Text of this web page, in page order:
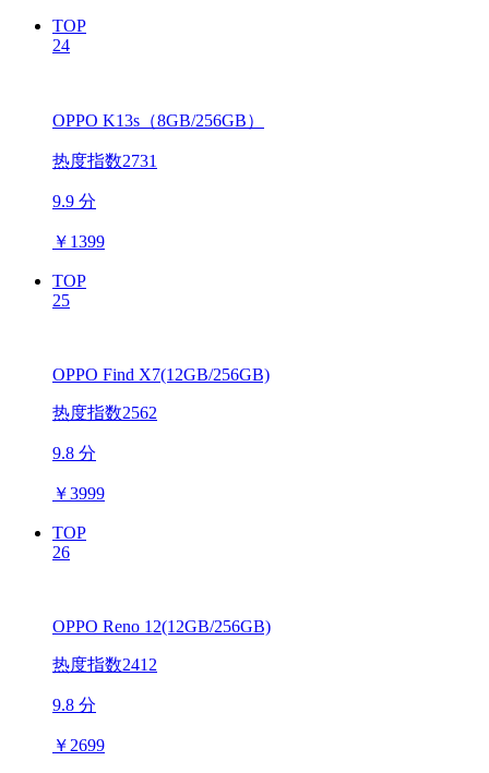
TOP
24
OPPO K13s（8GB/256GB）
热度指数2731
9.9 分
￥ 1399
TOP
25
OPPO Find X7(12GB/256GB)
热度指数2562
9.8 分
￥3999
TOP
26
OPPO Reno 12(12GB/256GB)
热度指数2412
9.8 分
￥ 2699